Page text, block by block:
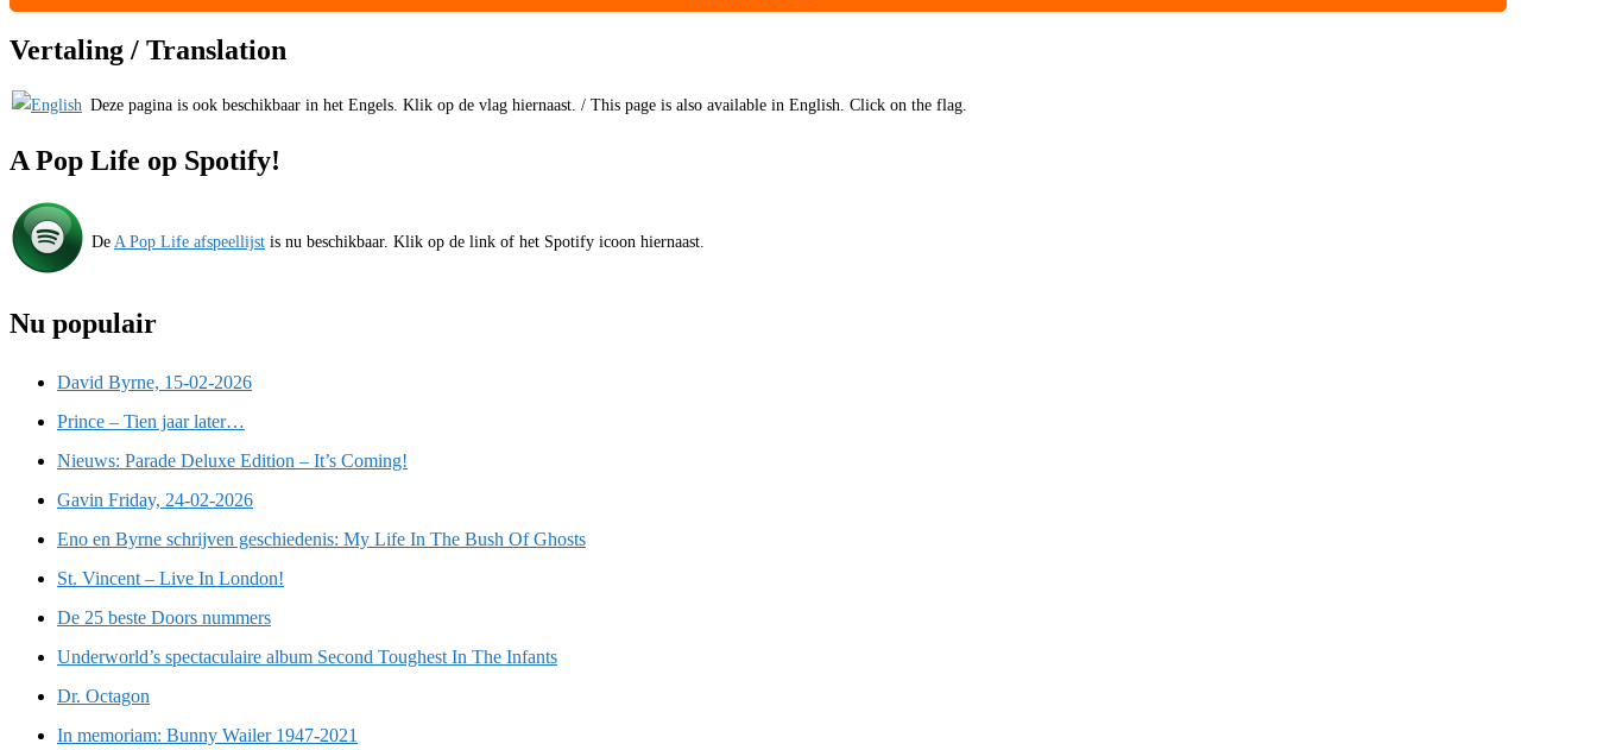
Vertaling / Translation
Deze pagina is ook beschikbaar in het Engels. Klik op de vlag hiernaast. / This page is also available in English. Click on the flag.
A Pop Life op Spotify!
De A Pop Life afspeellijst is nu beschikbaar. Klik op de link of het Spotify icoon hiernaast.
Nu populair
David Byrne, 15-02-2026
Prince – Tien jaar later…
Nieuws: Parade Deluxe Edition – It’s Coming!
Gavin Friday, 24-02-2026
Eno en Byrne schrijven geschiedenis: My Life In The Bush Of Ghosts
St. Vincent – Live In London!
De 25 beste Doors nummers
Underworld’s spectaculaire album Second Toughest In The Infants
Dr. Octagon
In memoriam: Bunny Wailer 1947-2021